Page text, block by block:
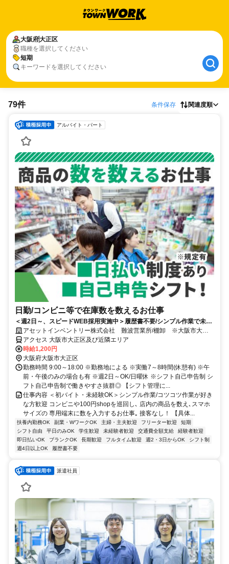
大阪府大正区
職種を選択してください
短期
キーワードを選択してください
79件 条件保存 関連度順
アルバイト・パート
日勤/コンビニ等で在庫数を数えるお仕事
＜週2日～、スピードWEB採用実施中＞履歴書不要/シンプル作業で未経
験も安心◎/日払い有
アセットインベントリー株式会社 難波営業所/棚卸 ※大阪市大正
区エリア管轄
アクセス 大阪市大正区及び近隣エリア
時給1,200円
大阪府大阪市大正区
勤務時間 9:00～18:00 ※勤務地による ※実働7～8時間(休憩有) ※午
前・午後のみの場合も有 ※週2日～OK/日曜休 ※シフト自己申告制 シ
フト自己申告制で働きやすさ抜群◎ 【シフト管理に...
仕事内容 ＜初バイト・未経験OK＞シンプル作業/コツコツ作業が好き
な方歓迎 コンビニや100円shopを巡回し､ 店内の商品を数え､スマホ
サイズの 専用端末に数を入力するお仕事｡ 接客なし！ 【具体...
扶養内勤務OK 副業・WワークOK 主婦・主夫歓迎 フリーター歓迎
短期
シフト自由
平日のみOK 学生歓迎 未経験者歓迎 交通費全額支給
経験者歓迎
即日払いOK
ブランクOK 長期歓迎 フルタイム歓迎 週2・3日からOK
シフト制
週4日以上OK
履歴書不要
派遣社員